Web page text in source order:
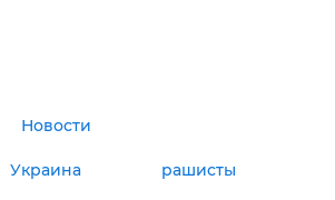
Новости
Украина рашисты